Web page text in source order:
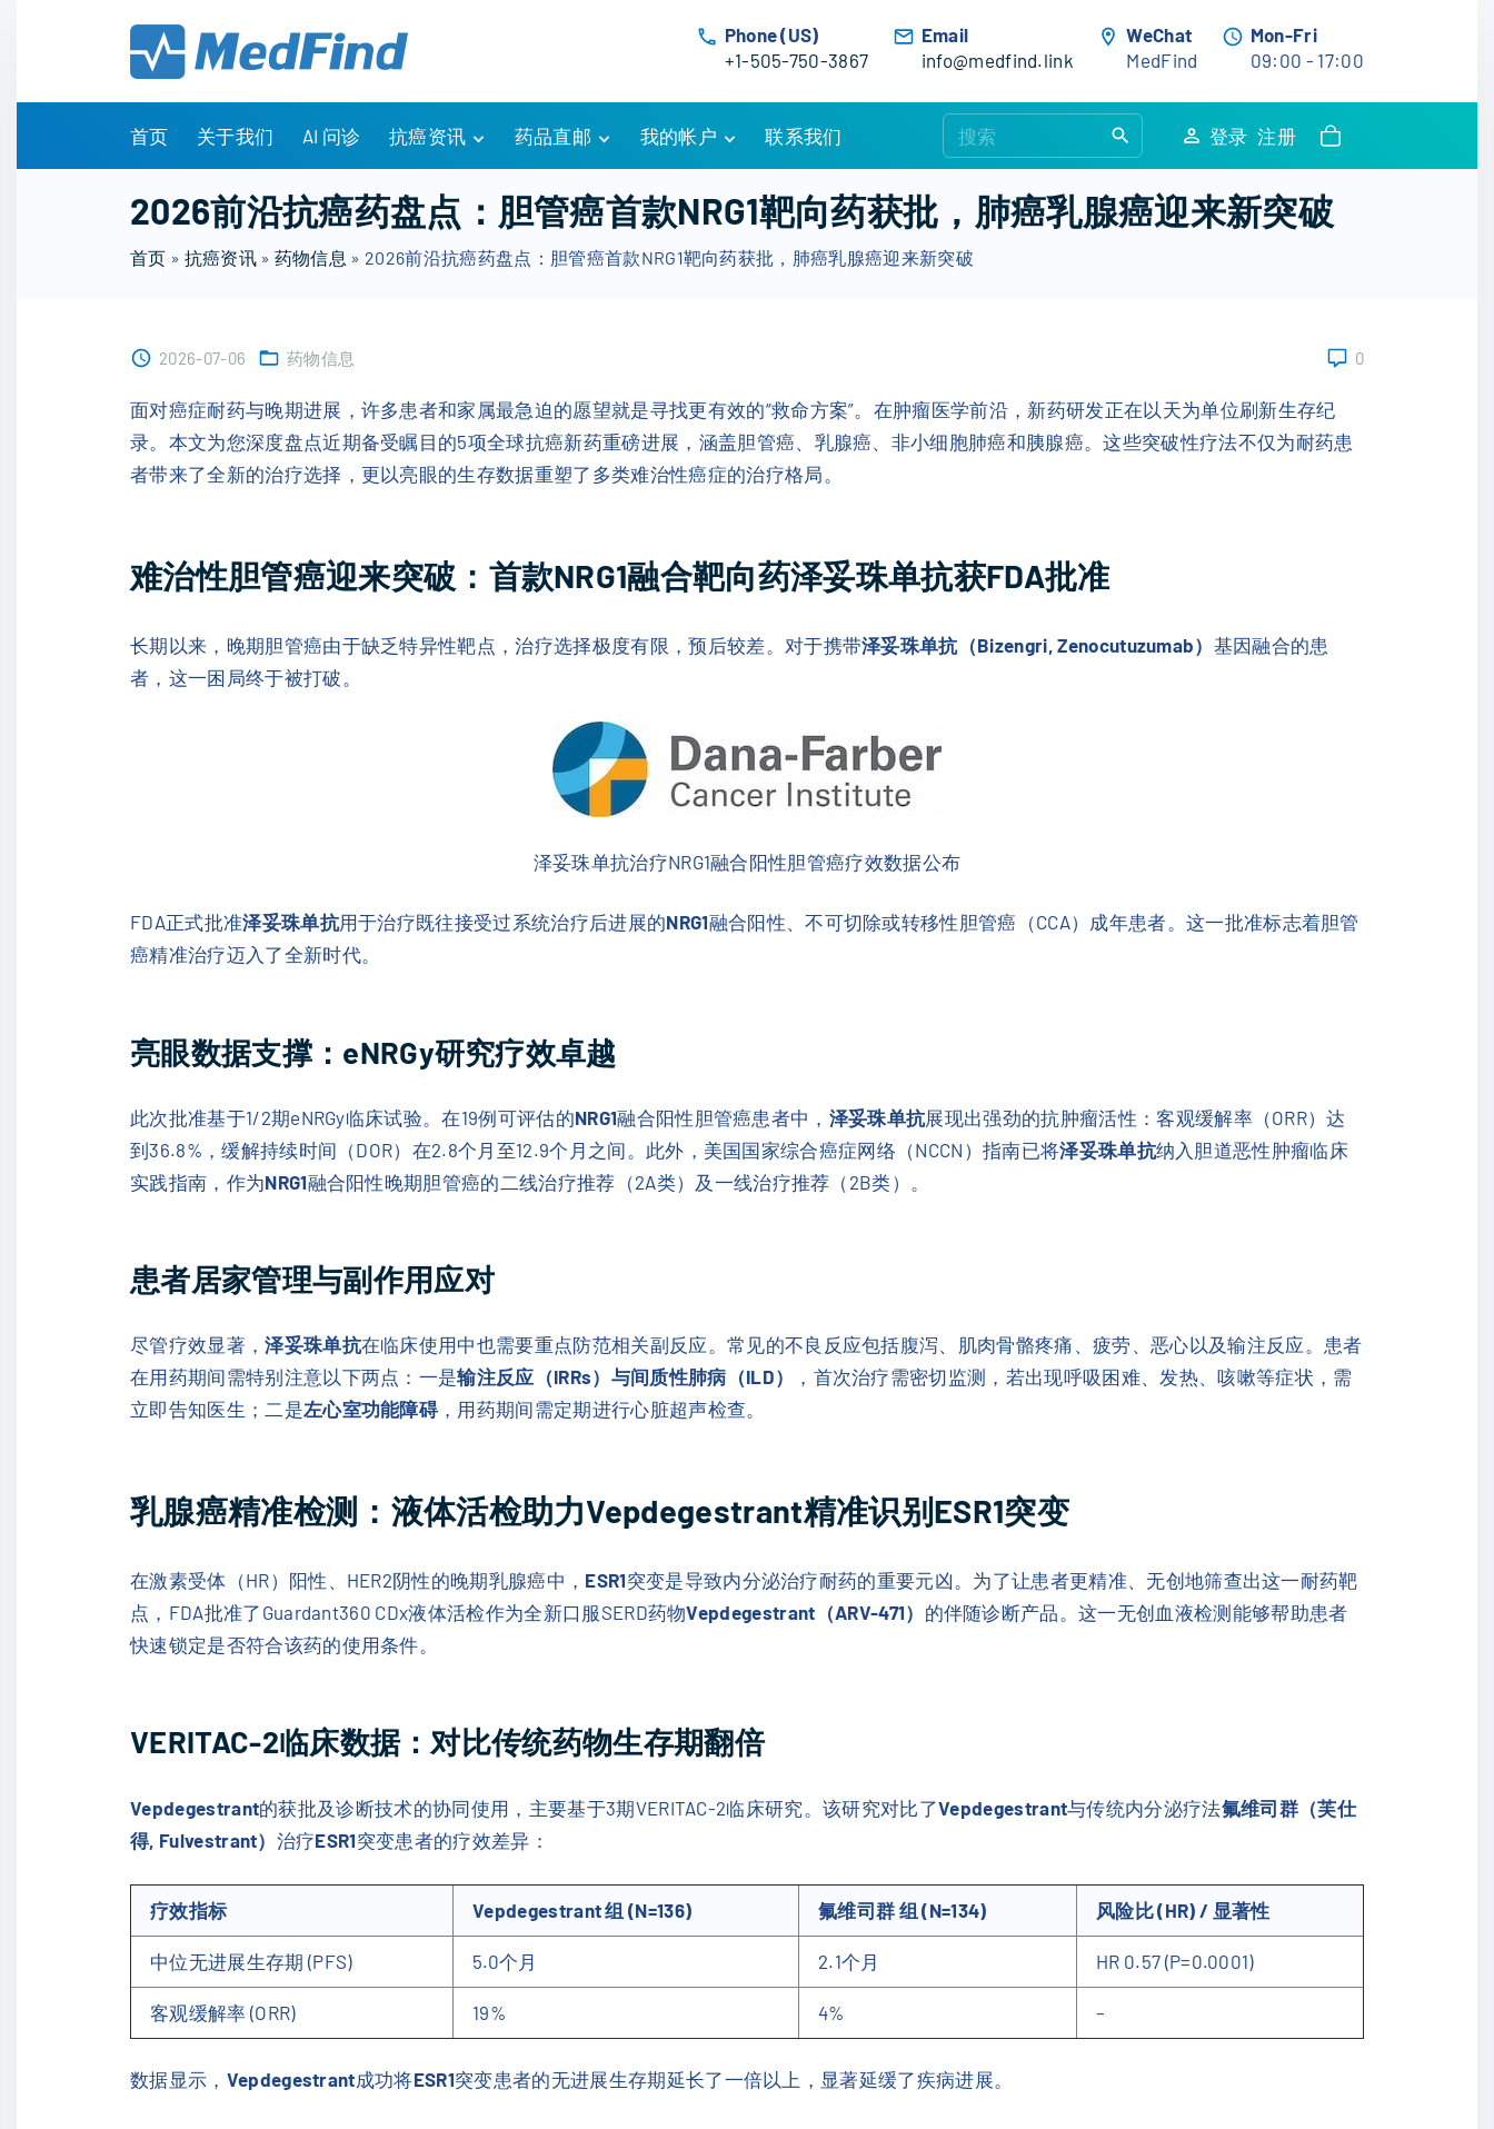
Phone (US)
+1-505-750-3867
Email
info@medfind.link
WeChat
MedFind
Mon-Fri
09:00 - 17:00
首页 关于我们 AI 问诊 抗癌资讯
有问有答
诊疗指南
药物信息
药品直邮
购物车
订单追踪
优惠活动
我的帐户
账户详情
我的订单
联系我们
e
r
:
登录 注册
2026前沿抗癌药盘点：胆管癌首款NRG1靶向药获批，肺癌乳腺癌迎来新突破
首页 » 抗癌资讯» 药物信息 » 2026前沿抗癌药盘点：胆管癌首款NRG1靶向药获批，肺癌乳腺癌迎来新突破
2026-07-06 药物信息 0
面对癌症耐药与晚期进展，许多患者和家属最急迫的愿望就是寻找更有效的“救命方案”。在肿瘤医学前沿，新药研发正在以天为单位刷新生存纪
录。本文为您深度盘点近期备受瞩目的5项全球抗癌新药重磅进展，涵盖胆管癌、乳腺癌、非小细胞肺癌和胰腺癌。这些突破性疗法不仅为耐药患
者带来了全新的治疗选择，更以亮眼的生存数据重塑了多类难治性癌症的治疗格局。
难治性胆管癌迎来突破：首款NRG1融合靶向药泽妥珠单抗获FDA批准
长期以来，晚期胆管癌由于缺乏特异性靶点，治疗选择极度有限，预后较差。对于携带泽妥珠单抗（Bizengri, Zenocutuzumab） 基因融合的患
者，这一困局终于被打破。
泽妥珠单抗治疗NRG1融合阳性胆管癌疗效数据公布
FDA正式批准泽妥珠单抗用于治疗既往接受过系统治疗后进展的NRG1融合阳性、不可切除或转移性胆管癌（CCA）成年患者。这一批准标志着胆管
癌精准治疗迈入了全新时代。
亮眼数据支撑：eNRGy研究疗效卓越
此次批准基于1/2期eNRGy临床试验。在19例可评估的NRG1融合阳性胆管癌患者中， 泽妥珠单抗展现出强劲的抗肿瘤活性：客观缓解率（ORR）达
到36.8%，缓解持续时间（DOR）在2.8个月至12.9个月之间。此外，美国国家综合癌症网络（NCCN）指南已将泽妥珠单抗纳入胆道恶性肿瘤临床
实践指南，作为NRG1融合阳性晚期胆管癌的二线治疗推荐（2A类）及一线治疗推荐（2B类）。
患者居家管理与副作用应对
尽管疗效显著，泽妥珠单抗在临床使用中也需要重点防范相关副反应。常见的不良反应包括腹泻、肌肉骨骼疼痛、疲劳、恶心以及输注反应。患者
在用药期间需特别注意以下两点：一是输注反应（IRRs）与间质性肺病（ILD）
，首次治疗需密切监测，若出现呼吸困难、发热、咳嗽等症状，需
立即告知医生；二是左心室功能障碍，用药期间需定期进行心脏超声检查。
乳腺癌精准检测：液体活检助力Vepdegestrant精准识别ESR1突变
在激素受体（HR）阳性、HER2阴性的晚期乳腺癌中， ESR1突变是导致内分泌治疗耐药的重要元凶。为了让患者更精准、无创地筛查出这一耐药靶
点，FDA批准了Guardant360 CDx液体活检作为全新口服SERD药物Vepdegestrant（ARV-471） 的伴随诊断产品。这一无创血液检测能够帮助患者
快速锁定是否符合该药的使用条件。
VERITAC-2临床数据：对比传统药物生存期翻倍
Vepdegestrant的获批及诊断技术的协同使用，主要基于3期VERITAC-2临床研究。该研究对比了Vepdegestrant与传统内分泌疗法氟维司群（芙仕
得, Fulvestrant） 治疗ESR1突变患者的疗效差异：
疗效指标 Vepdegestrant 组 (N=136) 氟维司群 组 (N=134) 风险比 (HR) / 显著性
中位无进展生存期 (PFS) 5.0个月 2.1个月 HR 0.57 (P=0.0001)
客观缓解率 (ORR) 19% 4% –
数据显示， Vepdegestrant成功将ESR1突变患者的无进展生存期延长了一倍以上，显著延缓了疾病进展。